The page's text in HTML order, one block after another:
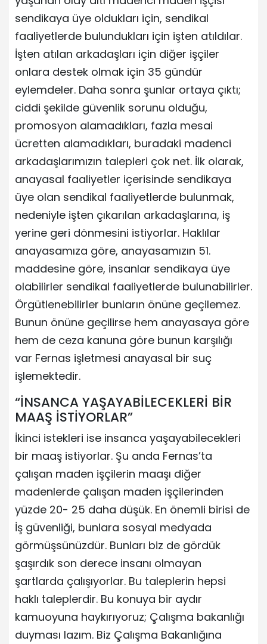
sendikaya üye oldukları için, sendikal
faaliyetlerde bulundukları için işten atıldılar.
İşten atılan arkadaşları için diğer işçiler
onlara destek olmak için 35 gündür
eylemdeler. Daha sonra şunlar ortaya çıktı;
ciddi şekilde güvenlik sorunu olduğu,
promosyon alamadıkları, fazla mesai
ücretten alamadıkları, buradaki madenci
arkadaşlarımızın talepleri çok net. İlk olarak,
anayasal faaliyetler içerisinde sendikaya
üye olan sendikal faaliyetlerde bulunmak,
nedeniyle işten çıkarılan arkadaşlarına, iş
yerine geri dönmesini istiyorlar. Haklılar
anayasamıza göre, anayasamızın 51.
maddesine göre, insanlar sendikaya üye
olabilirler sendikal faaliyetlerde bulunabilirler.
Örgütlenebilirler bunların önüne geçilemez.
Bunun önüne geçilirse hem anayasaya göre
hem de ceza kanuna göre bunun karşılığı
var Fernas işletmesi anayasal bir suç
işlemektedir.
“İNSANCA YAŞAYABİLECEKLERİ BİR
MAAŞ İSTİYORLAR”
İkinci istekleri ise insanca yaşayabilecekleri
bir maaş istiyorlar. Şu anda Fernas’ta
çalışan maden işçilerin maaşı diğer
madenlerde çalışan maden işçilerinden
yüzde 20- 25 daha düşük. En önemli birisi de
İş güvenliği, bunlara sosyal medyada
görmüşsünüzdür. Bunları biz de gördük
şaşırdık son derece insanı olmayan
şartlarda çalışıyorlar. Bu taleplerin hepsi
haklı taleplerdir. Bu konuya bir aydır
kamuoyuna haykırıyoruz; Çalışma bakanlığı
duyması lazım. Biz Çalışma Bakanlığına